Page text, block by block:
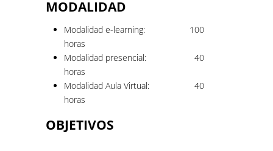
MODALIDAD
Modalidad e-learning:
100
horas
Modalidad presencial:
40
horas
Modalidad Aula Virtual:
40
horas
OBJETIVOS